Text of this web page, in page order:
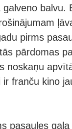
balvu.
pirms
pārdomas
noskaņu
franču kino
pasaules